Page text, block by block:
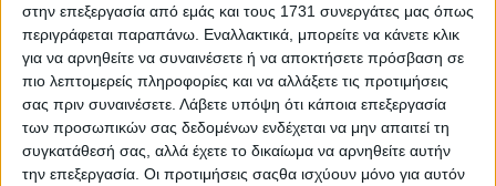
στην επεξεργασία από εμάς και τους 1731 συνεργάτες μας όπως
περιγράφεται παραπάνω. Εναλλακτικά, μπορείτε να κάνετε κλικ
για να αρνηθείτε να συναινέσετε ή να αποκτήσετε πρόσβαση σε
πιο λεπτομερείς πληροφορίες και να αλλάξετε τις προτιμήσεις
σας πριν συναινέσετε. Λάβετε υπόψη ότι κάποια επεξεργασία
των προσωπικών σας δεδομένων ενδέχεται να μην απαιτεί τη
συγκατάθεσή σας, αλλά έχετε το δικαίωμα να αρνηθείτε αυτήν
την επεξεργασία. Οι προτιμήσεις σαςθα ισχύουν μόνο για αυτόν
23 Μαΐου, 2021